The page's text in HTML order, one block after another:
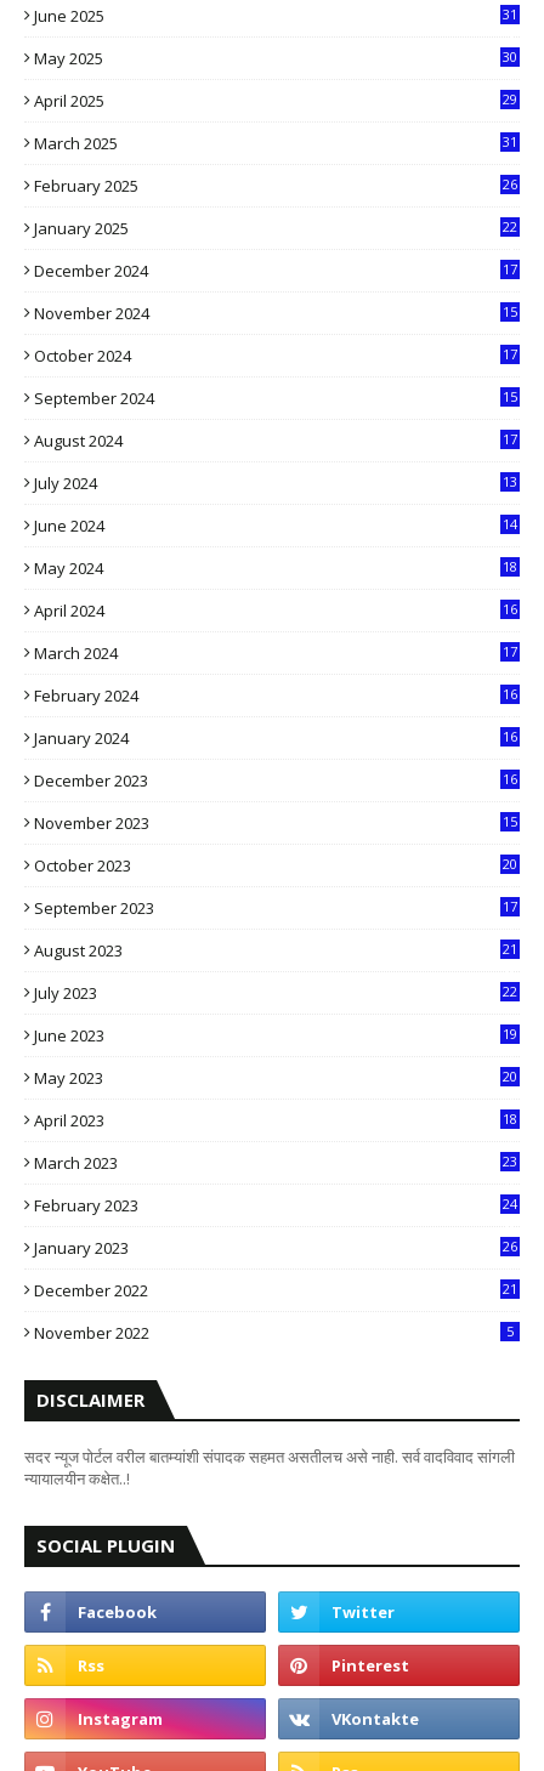
June 2025
31
May 2025
30
April 2025
29
March 2025
31
February 2025
26
January 2025
22
December 2024
17
November 2024
15
October 2024
17
September 2024
15
August 2024
17
July 2024
13
June 2024
14
May 2024
18
April 2024
16
March 2024
17
February 2024
16
January 2024
16
December 2023
16
November 2023
15
October 2023
20
September 2023
17
August 2023
21
July 2023
22
June 2023
19
May 2023
20
April 2023
18
March 2023
23
February 2023
24
January 2023
26
December 2022
21
November 2022 5
DISCLAIMER
सदर न्यूज पोर्टल वरील बातम्यांशी संपादक सहमत असतीलच असे नाही. सर्व वादविवाद सांगली
न्यायालयीन कक्षेत..!
SOCIAL PLUGIN